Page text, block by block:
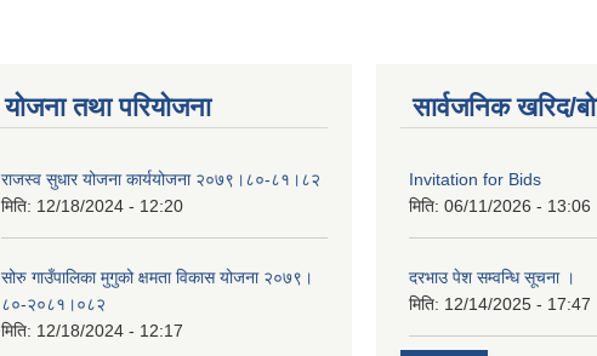
योजना तथा परियोजना
राजस्व सुधार योजना कार्ययोजना २०७९।८०-८१।८२
मिति: 12/18/2024 - 12:20
सोरु गाउँपालिका मुगुको क्षमता विकास योजना २०७९।
८०-२०८१।०८२
मिति: 12/18/2024 - 12:17
सार्वजनिक खरिद/
Invitation for Bids
मिति: 06/11/2026 - 13:06
दरभाउ पेश सम्वन्धि सूचना ।
मिति: 12/14/2025 - 17:47